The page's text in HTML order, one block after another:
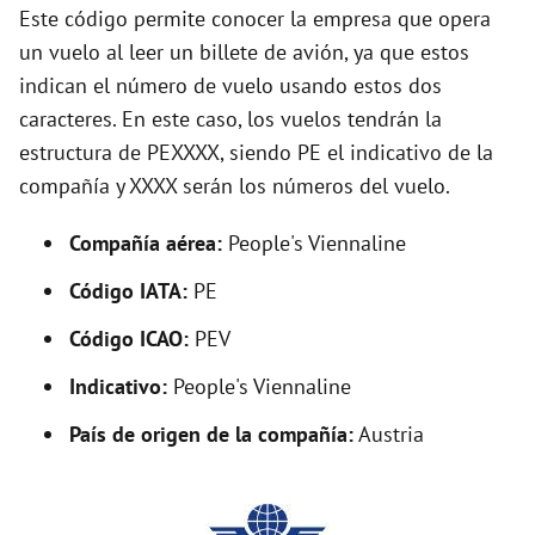
d
e
o
Este código permite conocer la empresa que opera
un vuelo al leer un billete de avión, ya que estos
indican el número de vuelo usando estos dos
caracteres. En este caso, los vuelos tendrán la
estructura de PEXXXX, siendo PE el indicativo de la
compañía y XXXX serán los números del vuelo.
Compañía aérea: People's Viennaline
Código IATA: PE
Código ICAO: PEV
Indicativo: People's Viennaline
País de origen de la compañía:Austria